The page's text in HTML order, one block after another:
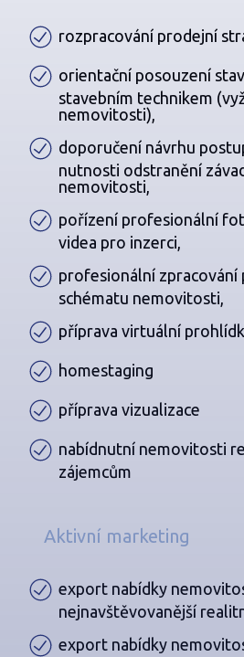
rozpracování prodejní
orientační posouzení
stavebním technikem
nemovitosti),
doporučení návrhu
nutnosti odstranění
nemovitosti,
pořízení profesionální
videa pro inzerci,
profesionální zpracování
schématu nemovitosti,
příprava virtuální
homestaging
příprava vizualizace
nabídnutní nemovitosti
zájemcům
Aktivní marketing
export nabídky
nejnavštěvovanější
export nabídky